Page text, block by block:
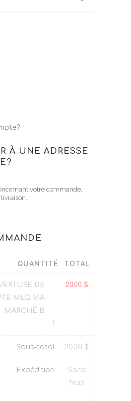
À UNE ADRESSE
QUANTITÉ TOTAL
DE
MLQ VIA
MARCHÉ B
1
20.00 $
Sous-total 20.00 $
Expédition
Sans
frais